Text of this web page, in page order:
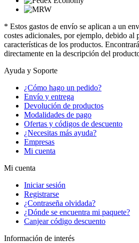
* Estos gastos de envío se aplican a un
costes adicionales, por ejemplo, debido al
características de los productos.
directamente en la descripción del
Ayuda y Soporte
¿Cómo hago un pedido?
Envío y entrega
Devolución de productos
Modalidades de pago
Ofertas y códigos de descuento
¿Necesitas más ayuda?
Empresas
Mi cuenta
Mi cuenta
Iniciar sesión
Registrarse
¿Contraseña olvidada?
¿Dónde se encuentra mi paquete?
Canjear código descuento
Información de interés